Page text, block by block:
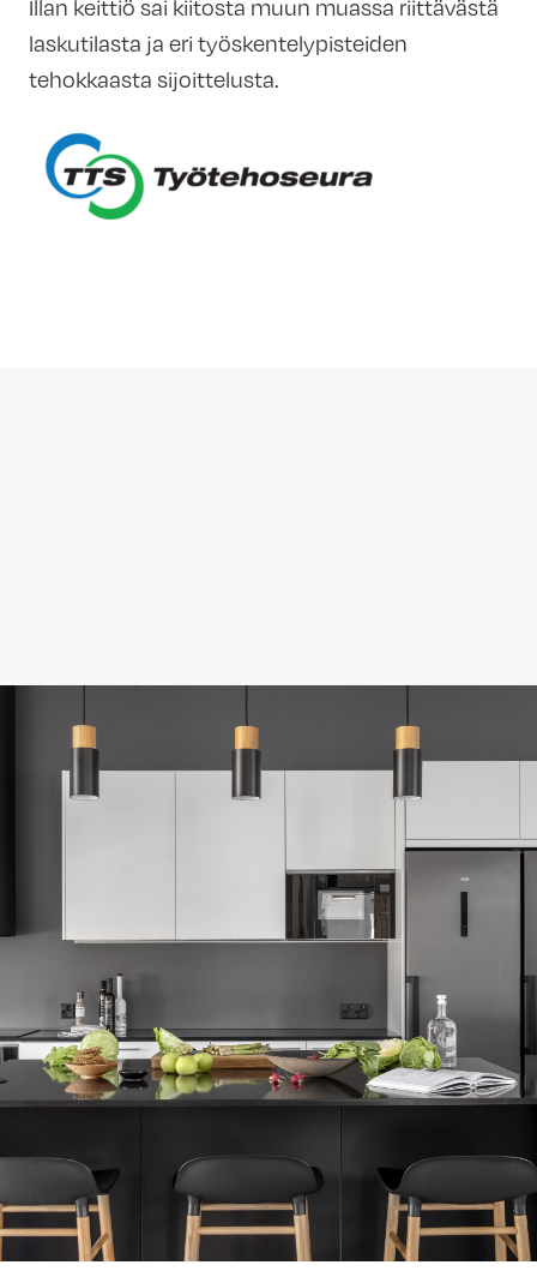
Illan keittiö sai kiitosta muun muassa riittävästä
laskutilasta ja eri työskentelypisteiden
tehokkaasta sijoittelusta.